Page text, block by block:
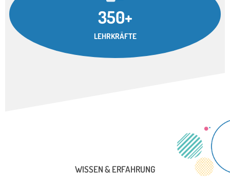
350+
LEHRKRÄFTE
WISSEN & ERFAHRUNG